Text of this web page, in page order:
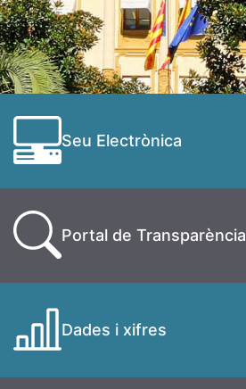
Seu Electrònica
Portal de Transparència
Dades i xifres